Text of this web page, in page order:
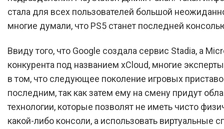
стала для всех пользователей большой
многие думали, что PS5 станет последней
Ввиду того, что Google создала сервис Stadia, а
конкурента под названием xCloud, многие
в том, что следующее поколение игровых
последним, так как затем ему на смену придут
технологии, которые позволят не иметь чисто
какой-либо консоли, а использовать виртуальные